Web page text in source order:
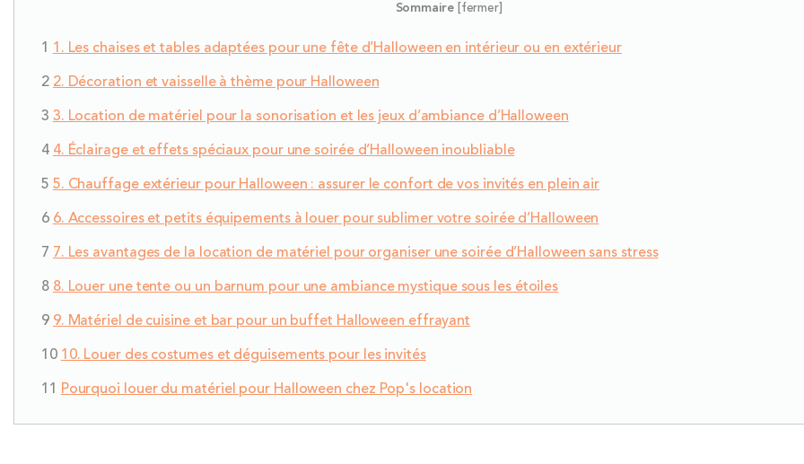
Sommaire[fermer]
1. Les chaises et tables adaptées pour une fête d’Halloween en intérieur ou en extérieur
2. Décoration et vaisselle à thème pour Halloween
3. Location de matériel pour la sonorisation et les jeux d’ambiance d’Halloween
4. Éclairage et effets spéciaux pour une soirée d’Halloween inoubliable
5. Chauffage extérieur pour Halloween : assurer le confort de vos invités en plein air
6. Accessoires et petits équipements à louer pour sublimer votre soirée d’Halloween
7. Les avantages de la location de matériel pour organiser une soirée d’Halloween sans stress
8. Louer une tente ou un barnum pour une ambiance mystique sous les étoiles
9. Matériel de cuisine et bar pour un buffet Halloween effrayant
10. Louer des costumes et déguisements pour les invités
Pourquoi louer du matériel pour Halloween chez Pop's location